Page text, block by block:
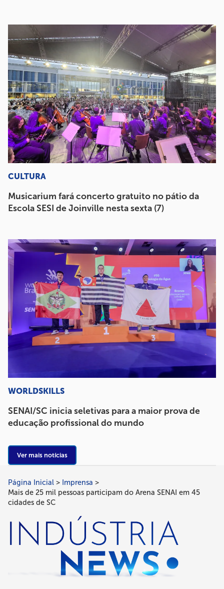
CULTURA
Musicarium fará concerto gratuito no pátio da
Escola SESI de Joinville nesta sexta (7)
WORLDSKILLS
SENAI/SC inicia seletivas para a maior prova de
educação profissional do mundo
Ver mais notícias
Trilha
de
navegação
Página Inicial
Imprensa
Mais de 25 mil pessoas participam do Arena SENAI em 45
cidades de SC